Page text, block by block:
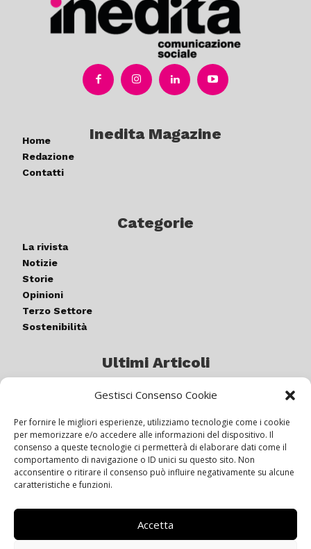
Gestisci Consenso Cookie
Per fornire le migliori esperienze, utilizziamo tecnologie come i cookie
per memorizzare e/o accedere alle informazioni del dispositivo. Il
consenso a queste tecnologie ci permetterà di elaborare dati come il
comportamento di navigazione o ID unici su questo sito. Non
acconsentire o ritirare il consenso può influire negativamente su alcune
caratteristiche e funzioni.
Accetta
Inedita Magazine
Home
Redazione
Contatti
Categorie
La rivista
Notizie
Storie
Opinioni
Terzo Settore
Sostenibilità
Ultimi Articoli
Germogli di luce: al via la quinta
IL BEER GARDEN CON IL GIALLONE
Siamo pronti a navigare “contro